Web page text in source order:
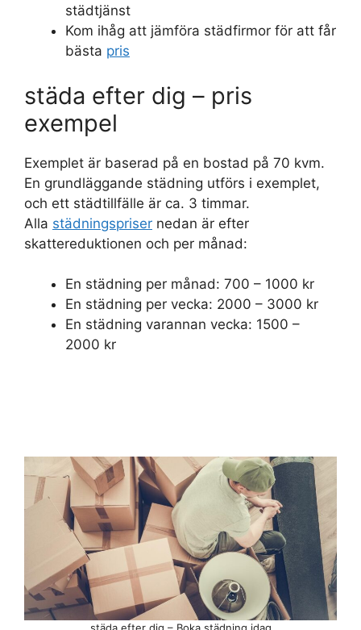
städtjänst
Kom ihåg att jämföra städfirmor för att får
bästa pris
städa efter dig – pris
exempel
Exemplet är baserad på en bostad på 70 kvm.
En grundläggande städning utförs i exemplet,
och ett städtillfälle är ca. 3 timmar.
Alla städningspriser nedan är efter
skattereduktionen och per månad:
En städning per månad: 700 – 1000 kr
En städning per vecka: 2000 – 3000 kr
En städning varannan vecka: 1500 –
2000 kr